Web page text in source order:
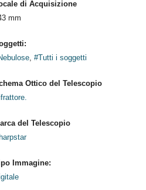
di Acquisizione
mm
, #Tutti i soggetti
Ottico del Telescopio
del Telescopio
Immagine: